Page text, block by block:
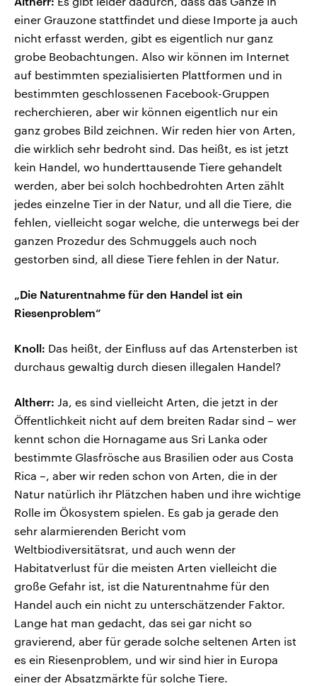
einer Grauzone stattfindet und diese Importe ja auch
nicht erfasst werden, gibt es eigentlich nur ganz
grobe Beobachtungen. Also wir können im Internet
auf bestimmten spezialisierten Plattformen und in
bestimmten geschlossenen Facebook-Gruppen
recherchieren, aber wir können eigentlich nur ein
ganz grobes Bild zeichnen. Wir reden hier von Arten,
die wirklich sehr bedroht sind. Das heißt, es ist jetzt
kein Handel, wo hunderttausende Tiere gehandelt
werden, aber bei solch hochbedrohten Arten zählt
jedes einzelne Tier in der Natur, und all die Tiere, die
fehlen, vielleicht sogar welche, die unterwegs bei der
ganzen Prozedur des Schmuggels auch noch
gestorben sind, all diese Tiere fehlen in der Natur.
„Die Naturentnahme für den Handel ist ein
Riesenproblem“
Knoll: Das heißt, der Einfluss auf das Artensterben ist
durchaus gewaltig durch diesen illegalen Handel?
Altherr: Ja, es sind vielleicht Arten, die jetzt in der
Öffentlichkeit nicht auf dem breiten Radar sind – wer
kennt schon die Hornagame aus Sri Lanka oder
bestimmte Glasfrösche aus Brasilien oder aus Costa
Rica –, aber wir reden schon von Arten, die in der
Natur natürlich ihr Plätzchen haben und ihre wichtige
Rolle im Ökosystem spielen. Es gab ja gerade den
sehr alarmierenden Bericht vom
Weltbiodiversitätsrat, und auch wenn der
Habitatverlust für die meisten Arten vielleicht die
große Gefahr ist, ist die Naturentnahme für den
Handel auch ein nicht zu unterschätzender Faktor.
Lange hat man gedacht, das sei gar nicht so
gravierend, aber für gerade solche seltenen Arten ist
es ein Riesenproblem, und wir sind hier in Europa
einer der Absatzmärkte für solche Tiere.